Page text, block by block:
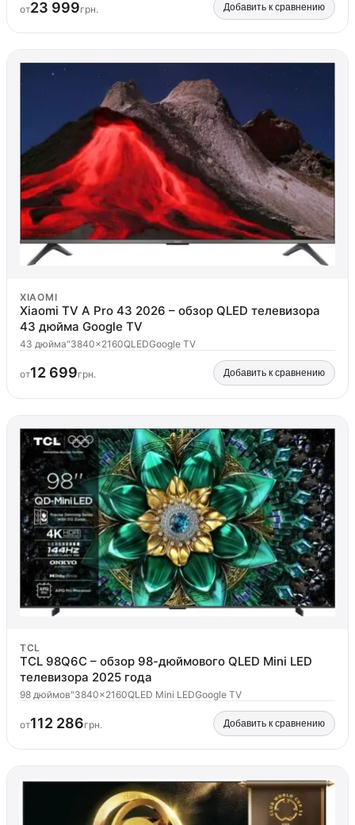
от23 999грн. Добавить к сравнению
XIAOMI
Xiaomi TV A Pro 43 2026 – обзор QLED телевизора
43 дюйма Google TV
43 дюйма"3840x2160QLEDGoogle TV
от12 699грн. Добавить к сравнению
TCL
TCL 98Q6C – обзор 98-дюймового QLED Mini LED
телевизора 2025 года
98 дюймов"3840x2160QLED Mini LEDGoogle TV
от112 286грн. Добавить к сравнению